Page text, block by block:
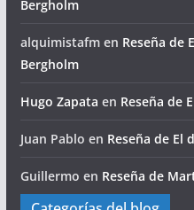
Bergholm
alquimistafmen Reseña de
Bergholm
Hugo Zapata en Reseña de
Juan Pablo en Reseña de El
Guillermo en Reseña de